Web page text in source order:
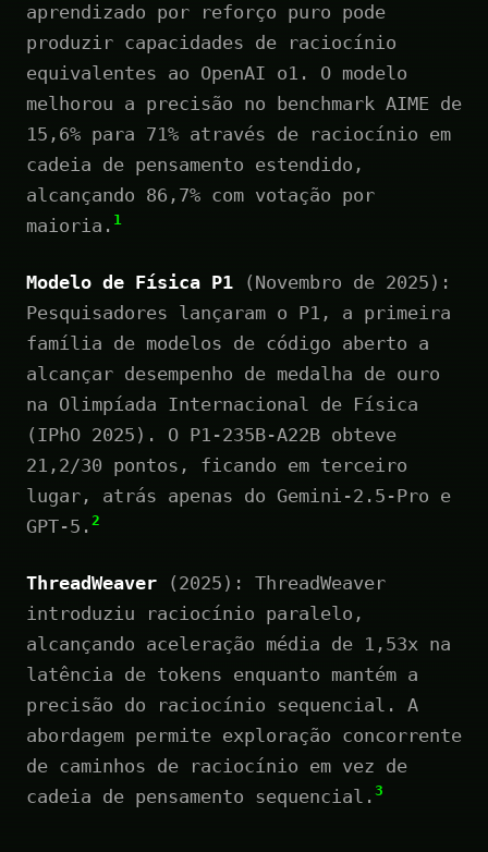
aprendizado por reforço puro pode
produzir capacidades de raciocínio
equivalentes ao OpenAI o1. O modelo
melhorou a precisão no benchmark AIME de
15,6% para 71% através de raciocínio em
cadeia de pensamento estendido,
alcançando 86,7% com votação por
maioria. 1
Modelo de Física P1 (Novembro de 2025):
Pesquisadores lançaram o P1, a primeira
família de modelos de código aberto a
alcançar desempenho de medalha de ouro
na Olimpíada Internacional de Física
(IPhO 2025). O P1-235B-A22B obteve
21,2/30 pontos, ficando em terceiro
lugar, atrás apenas do Gemini-2.5-Pro e
GPT-5. 2
ThreadWeaver (2025): ThreadWeaver
introduziu raciocínio paralelo,
alcançando aceleração média de 1,53x na
latência de tokens enquanto mantém a
precisão do raciocínio sequencial. A
abordagem permite exploração concorrente
de caminhos de raciocínio em vez de
cadeia de pensamento sequencial. 3